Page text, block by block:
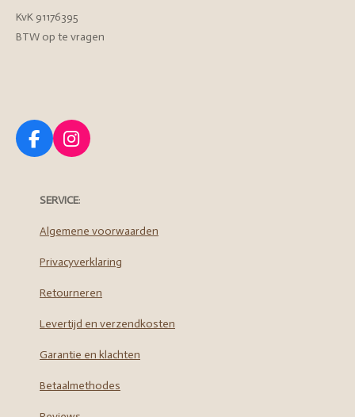
KvK 91176395
BTW op te vragen
F
a
e
o
k
I
n
t
g
a
SERVICE:
Algemene voorwaarden
Privacyverklaring
Retourneren
Levertijd en verzendkosten
Garantie en klachten
Betaalmethodes